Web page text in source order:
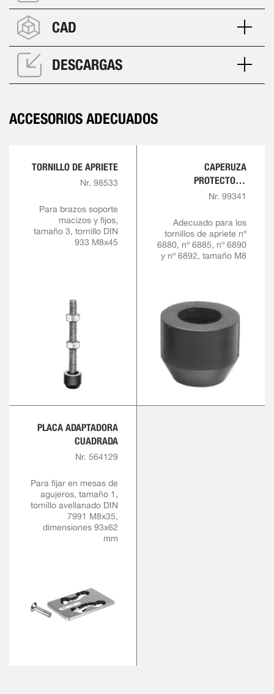
CAD
DESCARGAS
ACCESORIOS ADECUADOS
TORNILLO DE APRIETE
Nr. 98533
Para brazos soporte
macizos y fijos,
tamaño 3, tornillo DIN
933 M8x45
CAPERUZA
PROTECTORA
FABRICADA DE GOMA
Nr. 99341
Adecuado para los
tornillos de apriete nº
6880, nº 6885, nº 6890
y nº 6892, tamaño M8
PLACA ADAPTADORA
CUADRADA
Nr. 564129
Para fijar en mesas de
agujeros, tamaño 1,
tornillo avellanado DIN
7991 M8x35,
dimensiones 93x62
mm